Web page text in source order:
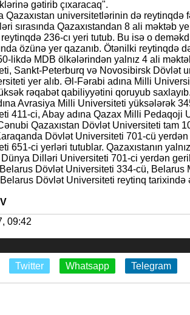
gətirib çıxaracaq".
Qazaxıstan universitetlərinin də reytinqdə
sırasında Qazaxıstandan 8 ali məktəb
236-cı yeri tutub. Bu isə o
özünə yer qazanıb. Ötənilki reytinqdə
likdə MDB ölkələrindən yalnız 4 ali
Sankt-Peterburq və Novosibirsk Dövlət
yer alıb. Əl-Fərabi adına Milli
rəqabət qabiliyyətini qoruyub
Avrasiya Milli Universiteti yüksələrək
411-ci, Abay adına Qazax Milli Pedaqoji
Qazaxıstan Dövlət Universiteti tam
Dövlət Universiteti 701-cü
651-ci yerləri tutublar. Qazaxıs­tanın
Dilləri Universiteti 701-ci yerdən
Dövlət Universiteti 334-cü,
Dövlət Universiteti reytinq
09:42
Twitter Whatsapp Telegram